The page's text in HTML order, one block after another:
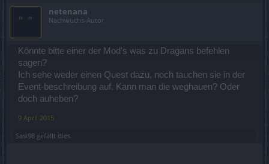
netenana
Nachwuchs-Autor
Könnte bitte einer der Mod's was zu Dragans befehlen
sagen?
Ich sehe weder einen Quest dazu, noch tauchen sie in der
Event-beschreibung auf. Kann man die weghauen? Oder
doch auheben?
9 April 2015
Sasi98 gefällt dies.